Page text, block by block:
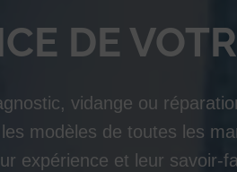
DE
vidange ou
modèles de toutes les
expérience et leur savoir-